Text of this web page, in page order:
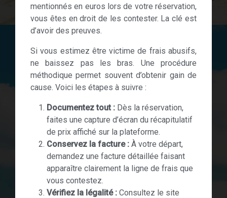
mentionnés en euros lors de votre réservation,
vous êtes en droit de les contester. La clé est
d’avoir des preuves.
Si vous estimez être victime de frais abusifs,
ne baissez pas les bras. Une procédure
méthodique permet souvent d’obtenir gain de
cause. Voici les étapes à suivre :
Documentez tout : Dès la réservation,
faites une capture d’écran du récapitulatif
de prix affiché sur la plateforme.
Conservez la facture : À votre départ,
demandez une facture détaillée faisant
apparaître clairement la ligne de frais que
vous contestez.
Vérifiez la légalité : Consultez le site